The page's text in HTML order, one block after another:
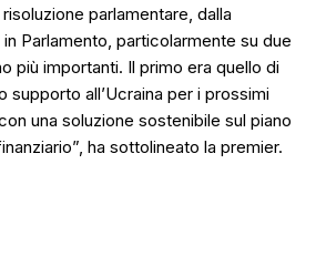
parlamentare, dalla
Parlamento, particolarmente su due
più importanti. Il primo era quello di
supporto all’Ucraina per i prossimi
una soluzione sostenibile sul piano
ha sottolineato la premier.